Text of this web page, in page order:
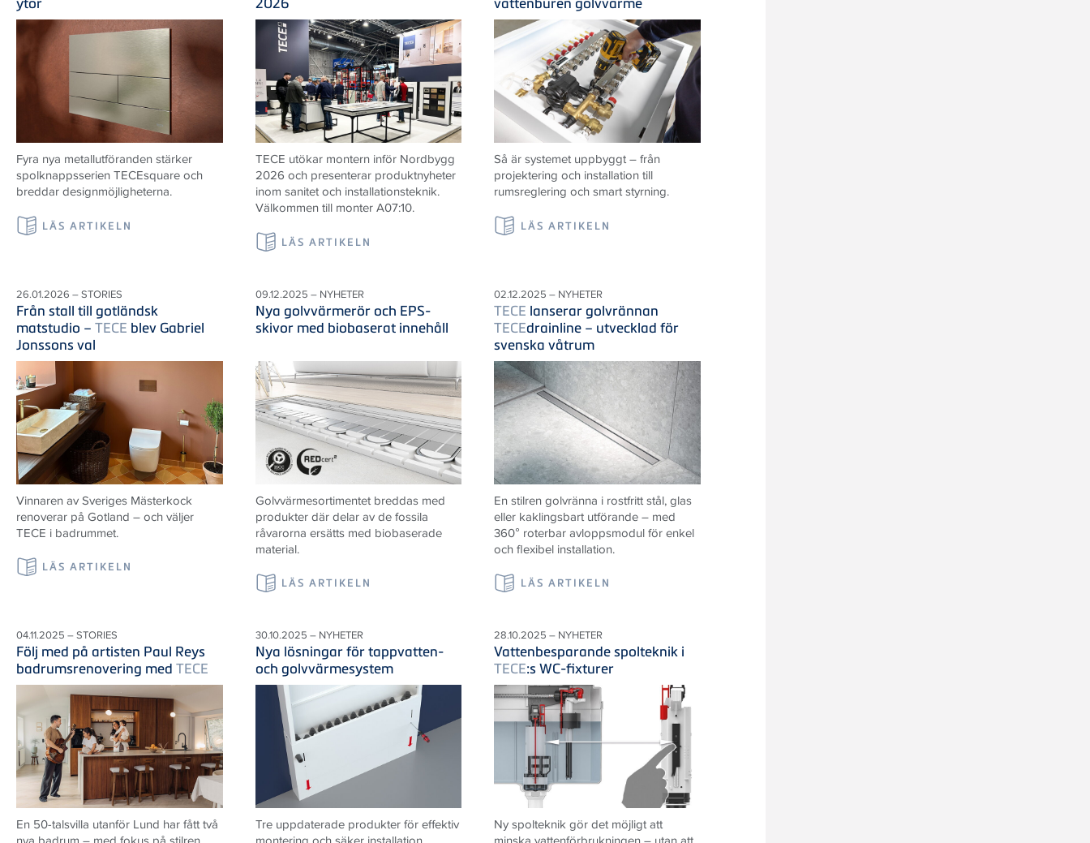
Fyra nya metallutföranden stärker
spolknappsserien TECEsquare och
breddar designmöjligheterna.
LÄS ARTIKELN
TECE utökar montern inför Nordbygg
2026 och presenterar produktnyheter
inom sanitet och installationsteknik.
Välkommen till monter A07:10.
LÄS ARTIKELN
Så är systemet uppbyggt – från
projektering och installation till
rumsreglering och smart styrning.
LÄS ARTIKELN
26.01.2026 – STORIES
Från stall till gotländsk
matstudio – TECE blev Gabriel
Jonssons val
Vinnaren av Sveriges Mästerkock
renoverar på Gotland – och väljer
TECE i badrummet.
LÄS ARTIKELN
09.12.2025 – NYHETER
Nya golvvärmerör och EPS-
skivor med biobaserat innehåll
Golvvärmesortimentet breddas med
produkter där delar av de fossila
råvarorna ersätts med biobaserade
material.
LÄS ARTIKELN
02.12.2025 – NYHETER
TECE lanserar golvrännan
TECEdrainline – utvecklad för
svenska våtrum
En stilren golvränna i rostfritt stål, glas
eller kaklingsbart utförande – med
360° roterbar avloppsmodul för enkel
och flexibel installation.
LÄS ARTIKELN
04.11.2025 – STORIES
Följ med på artisten Paul Reys
badrumsrenovering med TECE
En 50-talsvilla utanför Lund har fått två
30.10.2025 – NYHETER
Nya lösningar för tappvatten-
och golvvärmesystem
Tre uppdaterade produkter för effektiv
28.10.2025 – NYHETER
Vattenbesparande spolteknik i
TECE:s WC-fixturer
Ny spolteknik gör det möjligt att